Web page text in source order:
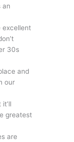
an
excellent
30s
and
our
greatest
are